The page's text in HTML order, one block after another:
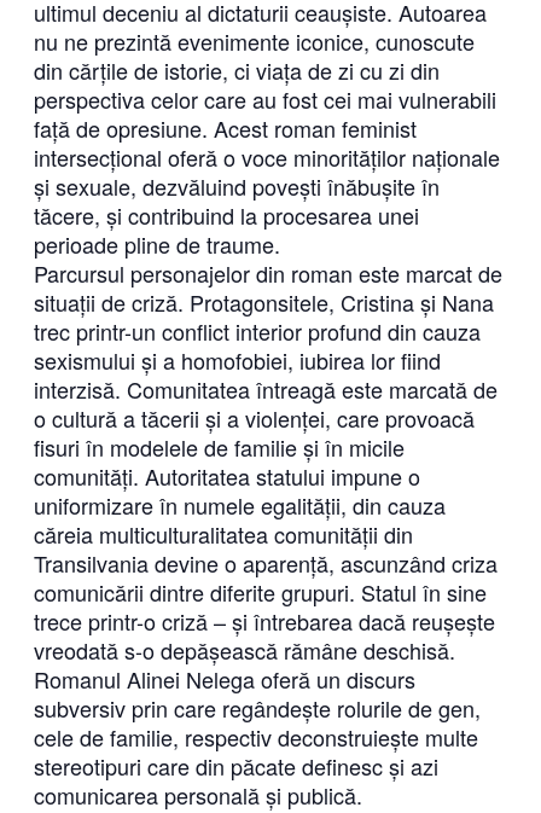
ultimul deceniu al dictaturii ceaușiste. Autoarea
nu ne prezintă evenimente iconice, cunoscute
din cărțile de istorie, ci viața de zi cu zi din
perspectiva celor care au fost cei mai vulnerabili
față de opresiune. Acest roman feminist
intersecțional oferă o voce minorităților naționale
și sexuale, dezvăluind povești înăbușite în
tăcere, și contribuind la procesarea unei
perioade pline de traume.
Parcursul personajelor din roman este marcat de
situații de criză. Protagonsitele, Cristina și Nana
trec printr-un conflict interior profund din cauza
sexismului și a homofobiei, iubirea lor fiind
interzisă. Comunitatea întreagă este marcată de
o cultură a tăcerii și a violenței, care provoacă
fisuri în modelele de familie și în micile
comunități. Autoritatea statului impune o
uniformizare în numele egalității, din cauza
căreia multiculturalitatea comunității din
Transilvania devine o aparență, ascunzând criza
comunicării dintre diferite grupuri. Statul în sine
trece printr-o criză – și întrebarea dacă reușește
vreodată s-o depășească rămâne deschisă.
Romanul Alinei Nelega oferă un discurs
subversiv prin care regândește rolurile de gen,
cele de familie, respectiv deconstruiește multe
stereotipuri care din păcate definesc și azi
comunicarea personală și publică.